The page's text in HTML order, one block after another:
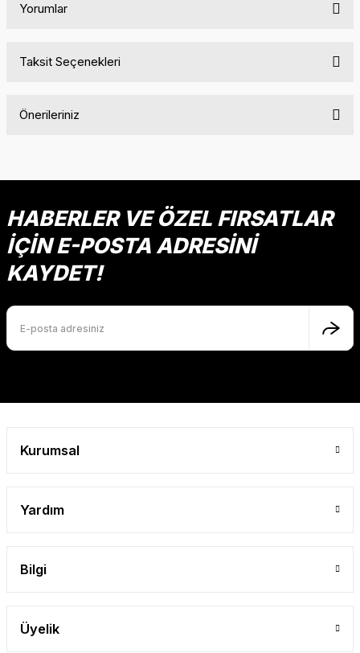
Yorumlar
Taksit Seçenekleri
Önerileriniz
Ürün resmi kalitesiz, bozuk veya görüntülenemiyor.
Ürün açıklamasında eksik bilgiler bulunuyor.
Ürün fiyatı diğer sitelerden daha pahalı.
Bu ürüne benzer farklı alternatifler olmalı.
HABERLER VE ÖZEL FIRSATLAR
İÇİN E-POSTA ADRESİNİ
KAYDET!
Kurumsal
Yardım
Bilgi
Üyelik